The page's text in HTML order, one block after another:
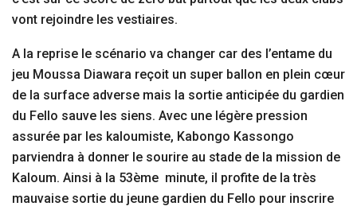
vont rejoindre les vestiaires.
A la reprise le scénario va changer car des l’entame du
jeu Moussa Diawara reçoit un super ballon en plein cœur
de la surface adverse mais la sortie anticipée du gardien
du Fello sauve les siens. Avec une légère pression
assurée par les kaloumiste, Kabongo Kassongo
parviendra à donner le sourire au stade de la mission de
Kaloum. Ainsi à la 53ème minute, il profite de la très
mauvaise sortie du jeune gardien du Fello pour inscrire